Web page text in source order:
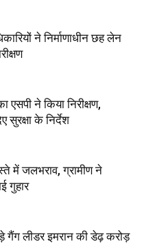
ने निर्माणाधीन छह लेन
एसपी ने किया निरीक्षण,
सुरक्षा के निर्देश
में जलभराव, ग्रामीण ने
गुहार
गैंग लीडर इमरान की डेढ़ करोड़